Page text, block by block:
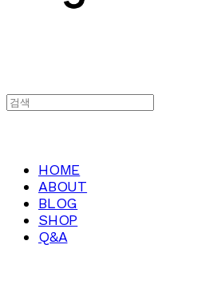
HOME
ABOUT
BLOG
SHOP
Q&A